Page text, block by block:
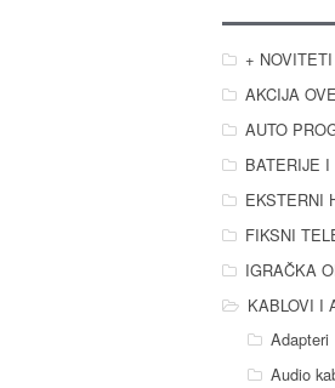
+
AKCIJA
AUTO
BATERIJE I
EKSTERNI
FIKSNI
IGRAČKA
KABLOVI I
Adapteri
Audio